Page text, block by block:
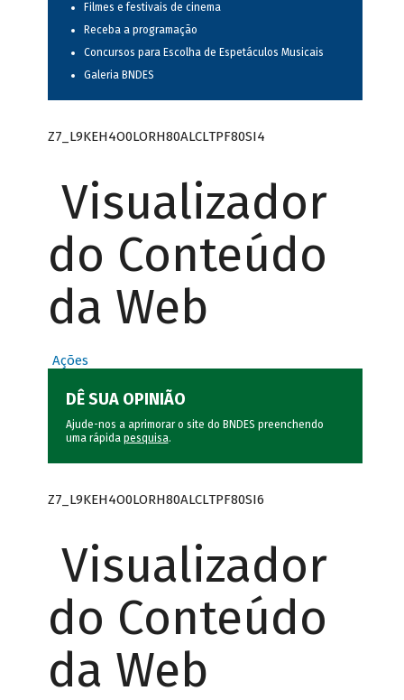
Filmes e festivais de cinema
Receba a programação
Concursos para Escolha de Espetáculos Musicais
Galeria BNDES
Z7_L9KEH4O0LORH80ALCLTPF80SI4
Visualizador
do Conteúdo
da Web
Ações
DÊ SUA OPINIÃO
Ajude-nos a aprimorar o site do BNDES preenchendo
uma rápida pesquisa.
Z7_L9KEH4O0LORH80ALCLTPF80SI6
Visualizador
do Conteúdo
da Web